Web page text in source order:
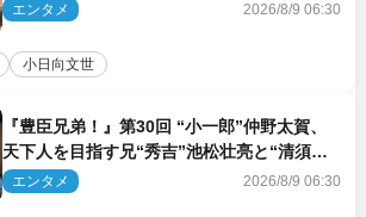
エンタメ 2026/8/9 06:30
小日向文世
『豊臣兄弟！』第30回 “小一郎”仲野太賀、
天下人を目指す兄“秀吉”池松壮亮と“清須会
議”へ
エンタメ 2026/8/9 06:30